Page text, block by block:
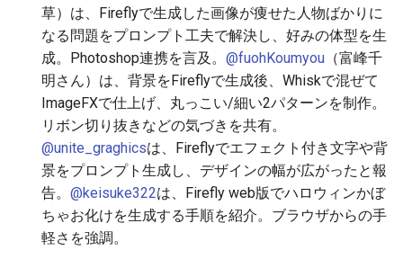
2026-06-08
2026-06-07
2026-06-06
2026-06-05
2026-06-04
2025-11-23
2025-11-22
2025-11-21
2025-11-20
2025-11-19
2026-06-08
2026-06-07
2026-06-06
2026-06-05
2026-06-04
2025-11-23
2025-11-22
2025-11-21
2025-11-20
2025-11-19
2026-06-05
2026-06-04
2026-06-03
2026-06-02
2026-06-01
2025-11-23
2025-11-22
2025-11-21
2025-11-20
2025-11-19
2026-06-05
2026-06-04
2026-06-03
2026-06-02
2026-05-31
2025-11-23
2025-11-22
2025-11-21
2025-11-20
2025-11-19
2026-06-08
2026-06-07
2026-06-06
2026-06-05
2026-06-04
2026-06-02
2026-06-01
2026-05-31
2026-05-30
草）は、Fireflyで生成した画像が痩せた人物ばかりに
なる問題をプロンプト工夫で解決し、好みの体型を生
成。Photoshop連携を言及。 @fuohKoumyou （富峰千
明さん）は、背景をFireflyで生成後、Whiskで混ぜて
ImageFXで仕上げ、丸っこい/細い2パターンを制作。
リボン切り抜きなどの気づきを共有。
@unite_graghicsは、Fireflyでエフェクト付き文字や背
景をプロンプト生成し、デザインの幅が広がったと報
告。 @keisuke322は、Firefly web版でハロウィンかぼ
ちゃお化けを生成する手順を紹介。ブラウザからの手
軽さを強調。